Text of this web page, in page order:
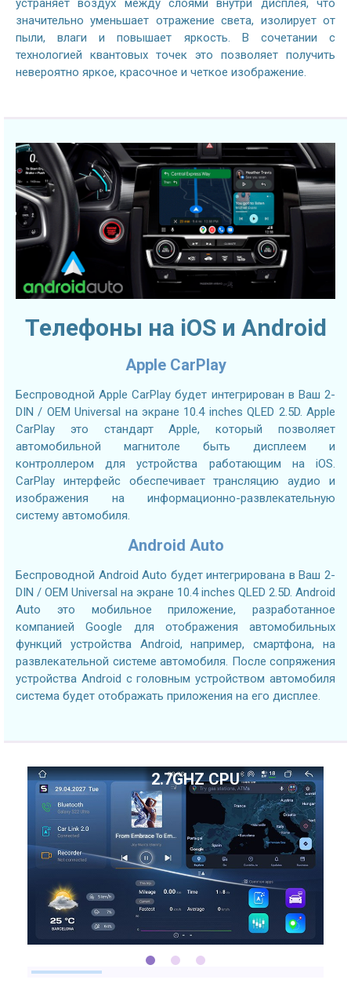
устраняет воздух между слоями внутри дисплея, что
значительно уменьшает отражение света, изолирует от
пыли, влаги и повышает яркость. В сочетании с
технологией квантовых точек это позволяет получить
невероятно яркое, красочное и четкое изображение.
Телефоны на iOS и Android
Apple CarPlay
Беспроводной Apple CarPlay будет интегрирован в Ваш 2-
DIN / OEM Universal на экране 10.4 inches QLED 2.5D. Apple
CarPlay это стандарт Apple, который позволяет
автомобильной магнитоле быть дисплеем и
контроллером для устройства работающим на iOS.
CarPlay интерфейс обеспечивает трансляцию аудио и
изображения на информационно-развлекательную
систему автомобиля.
Android Auto
Беспроводной Android Auto будет интегрирована в Ваш 2-
DIN / OEM Universal на экране 10.4 inches QLED 2.5D. Android
Auto это мобильное приложение, разработанное
компанией Google для отображения автомобильных
функций устройства Android, например, смартфона, на
развлекательной системе автомобиля. После сопряжения
устройства Android с головным устройством автомобиля
система будет отображать приложения на его дисплее.
2.7GHZ CPU